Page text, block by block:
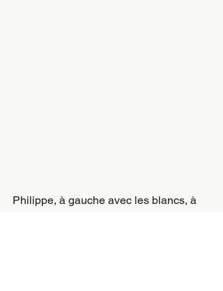
Philippe, à gauche avec les blancs, à